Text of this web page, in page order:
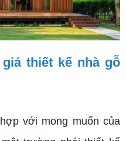
thiết kế nhà gỗ
với mong muốn của